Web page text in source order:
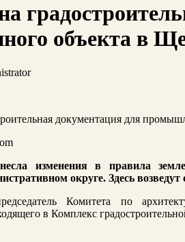
объекта в
изменения в правила
округе. Здесь
Комитета по
в Комплекс